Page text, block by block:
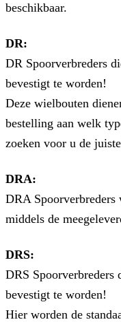
beschikbaar.
DR:
DR Spoorverbreders
bevestigt te worden!
Deze wielbouten
bestelling aan welk
zoeken voor u de
DRA:
DRA Spoorverbreders
middels de
DRS:
DRS Spoorverbreders
bevestigt te worden!
Hier worden de